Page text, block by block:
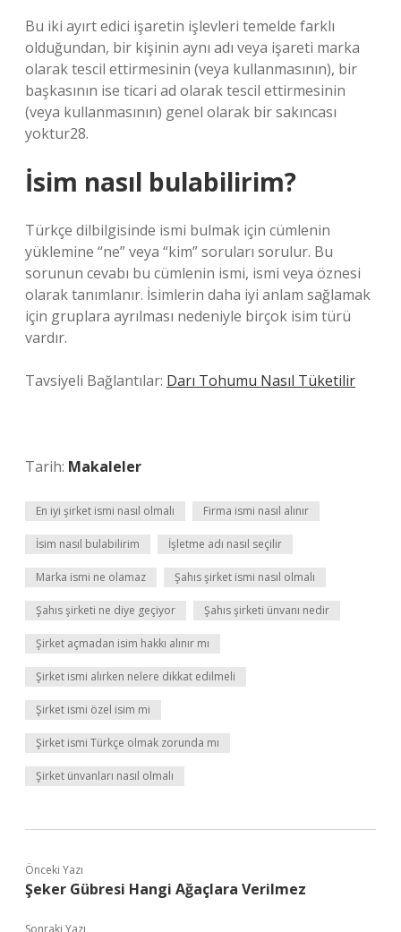
Bu iki ayırt edici işaretin işlevleri temelde farklı
olduğundan, bir kişinin aynı adı veya işareti marka
olarak tescil ettirmesinin (veya kullanmasının), bir
başkasının ise ticari ad olarak tescil ettirmesinin
(veya kullanmasının) genel olarak bir sakıncası
yoktur28.
İsim nasıl bulabilirim?
Türkçe dilbilgisinde ismi bulmak için cümlenin
yüklemine “ne” veya “kim” soruları sorulur. Bu
sorunun cevabı bu cümlenin ismi, ismi veya öznesi
olarak tanımlanır. İsimlerin daha iyi anlam sağlamak
için gruplara ayrılması nedeniyle birçok isim türü
vardır.
Tavsiyeli Bağlantılar: Darı Tohumu Nasıl Tüketilir
Tarih: Makaleler
En iyi şirket ismi nasıl olmalı Firma ismi nasıl alınır
İsim nasıl bulabilirim İşletme adı nasıl seçilir
Marka ismi ne olamaz Şahıs şirket ismi nasıl olmalı
Şahıs şirketi ne diye geçiyor Şahıs şirketi ünvanı nedir
Şirket açmadan isim hakkı alınır mı
Şirket ismi alırken nelere dikkat edilmeli
Şirket ismi özel isim mi
Şirket ismi Türkçe olmak zorunda mı
Şirket ünvanları nasıl olmalı
Önceki Yazı
Şeker Gübresi Hangi Ağaçlara Verilmez
Sonraki Yazı